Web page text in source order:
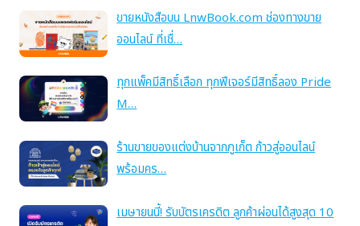
ขายหนังสือบน LnwBook.com ช่องทางขาย
ออนไลน์ ที่เชื่…
ทุกแพ็คมีสิทธิ์เลือก ทุกฟีเจอร์มีสิทธิ์ลอง Pride
M…
ร้านขายของแต่งบ้านจากภูเก็ต ก้าวสู่ออนไลน์
พร้อมคร…
เมษายนนี้! รับบัตรเครดิต ลูกค้าผ่อนได้สูงสุด 10